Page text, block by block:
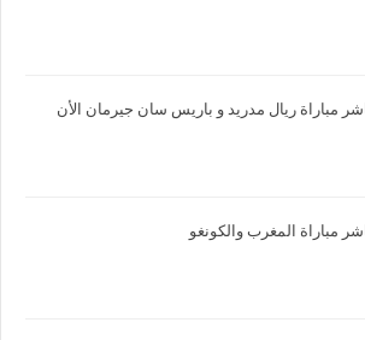
مباراة ريال مدريد و باريس سان جيرمان الأن
مباراة المغرب والكونغو